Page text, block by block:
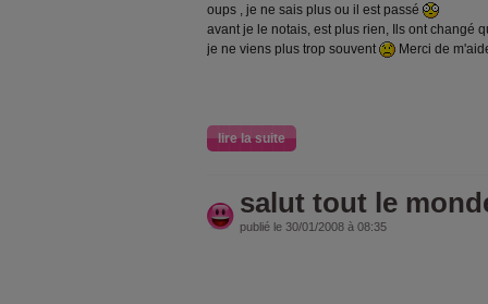
oups , je ne sais plus ou il est passé
avant je le notais, est plus rien, Ils ont changé
je ne viens plus trop souvent
Merci de
lire la suite
salut tout le
publié le 30/01/2008 à 08:35